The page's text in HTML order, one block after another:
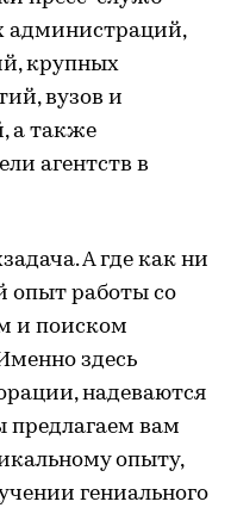
администраций,
крупных
вузов и
а также
агентств в
А где как ни
опыт работы со
и поиском
здесь
надеваются
вам
опыту,
гениального